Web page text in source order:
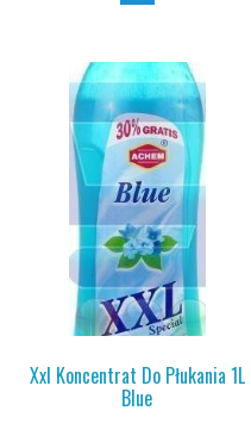
Xxl Koncentrat Do Płukania 1L
Blue